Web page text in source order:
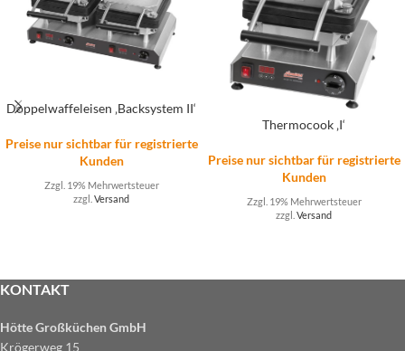
Doppelwaffeleisen ‚Backsystem II‘
Preise nur sichtbar für registrierte
Kunden
Zzgl. 19% Mehrwertsteuer
zzgl. Versand
Thermocook ‚I‘
Preise nur sichtbar für registrierte
Kunden
Zzgl. 19% Mehrwertsteuer
zzgl. Versand
KONTAKT
Hötte Großküchen GmbH
Krögerweg 15